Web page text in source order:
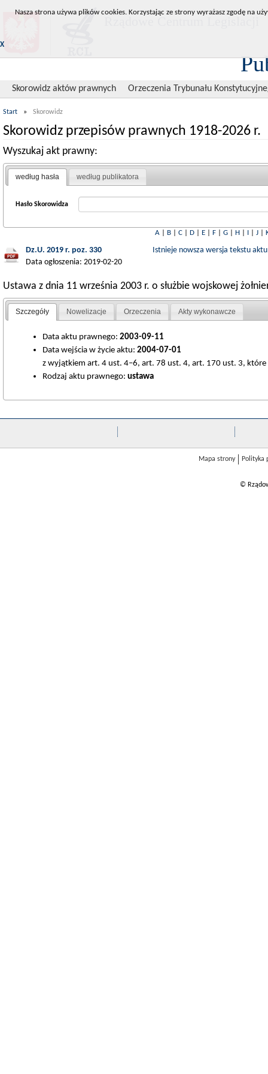
Skorowidz aktów prawnych Orzeczenia Trybunału
Start » Skorowidz
Skorowidz przepisów prawnych 1918-2026 r.
Wyszukaj akt prawny:
według hasła według publikatora
Hasło Skorowidza
A| B| C| D| E| F| G| H| I| J|
Dz.U. 2019 r. poz. 330
Data ogłoszenia: 2019-02-20
Istnieje nowsza wersja tekstu aktu
Ustawa z dnia 11 września 2003 r. o służbie wojskowej
Szczegóły Nowelizacje Orzeczenia Akty wykonawcze
Data aktu prawnego: 2003-09-11
Data wejścia w życie aktu: 2004-07-01
z wyjątkiem art. 4 ust. 4–6, art. 78 ust. 4, art. 170 ust. 3, które
Rodzaj aktu prawnego: ustawa
Mapa strony Polityka
©
Nasza strona używa plików cookies. Korzystając ze strony wyrażasz zgodę na
X